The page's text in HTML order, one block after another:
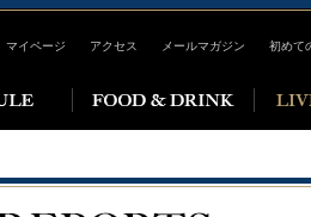
マイページ アクセス メールマガジン 初めて